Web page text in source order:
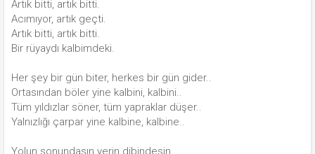
Artık bitti, artık bitti.
Acımıyor, artık geçti.
Artık bitti, artık bitti.
Bir rüyaydı kalbimdeki.
Her şey bir gün biter, herkes bir gün gider..
Ortasından böler yine kalbini, kalbini..
Tüm yıldızlar söner, tüm yapraklar düşer..
Yalnızlığı çarpar yine kalbine, kalbine..
Yolun sonundasın yerin dibindesin.